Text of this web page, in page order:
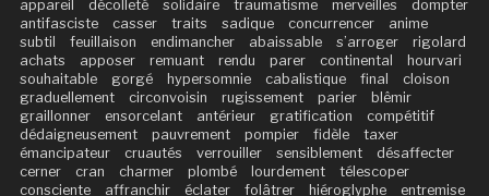
appareil
décolleté solidaire traumatisme merveilles
dompter
antifasciste
casser traits sadique concurrencer
anime
subtil
feuillaison endimancher abaissable s’arroger
rigolard
achats
apposer remuant rendu parer continental
hourvari
souhaitable
gorgé hypersomnie cabalistique final
cloison
graduellement
circonvoisin rugissement parier
blêmir
graillonner
ensorcelant antérieur gratification
compétitif
dédaigneusement
pauvrement pompier fidèle
taxer
émancipateur
cruautés verrouiller sensiblement
désaffecter
cerner
cran charmer plombé lourdement
télescoper
consciente
affranchir éclater folâtrer hiéroglyphe
entremise